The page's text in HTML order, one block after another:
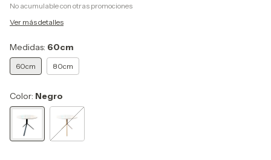
No acumulable con otras promociones
Ver más detalles
Medidas: 60cm
60cm 80cm
Color: Negro